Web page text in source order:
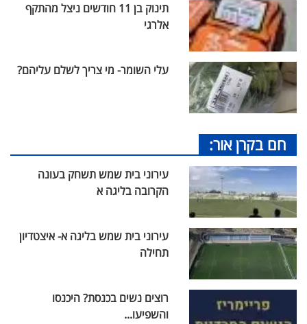
תינוק בן 11 חודשים ניצל מהתקף
אלרגי
עלי השומר- מי צריך לשלם עליהם?
חם בקרן אור:
עירוני בית שמש תשחק בעונה
הקרובה בליגה א
עירוני בית שמש בליגה א- איצטדיון
תחילה
רוצים נשים בכנסת? היכנסו
והשפיעו...